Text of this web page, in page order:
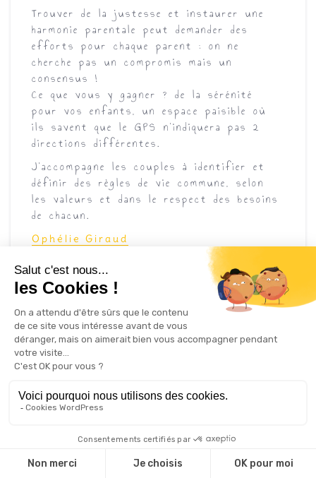
Trouver de la justesse et instaurer une
harmonie parentale peut demander des
efforts pour chaque parent : on ne
cherche pas un compromis mais un
consensus !
Ce que vous y gagner ? de la sérénité
pour vos enfants, un espace paisible où
ils savent que le GPS n’indiquera pas 2
directions différentes.
J’accompagne les couples à identifier et
définir des règles de vie commune, selon
les valeurs et dans le respect des besoins
de chacun.
Ophélie Giraud
Communication Positive – Coaching &
Formation
Nous utilisons des cookies pour vous garantir la meilleure
site, nous supposerons que vous en êtes satisfait.
OK